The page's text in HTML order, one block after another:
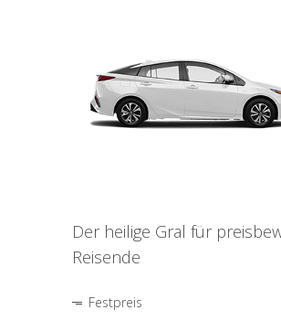
Der heilige Gral für
Reisende
Festpreis